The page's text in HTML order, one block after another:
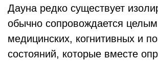
Дауна редко существует
обычно сопровождается
медицинских, когнитивных и
состояний, которые вместе